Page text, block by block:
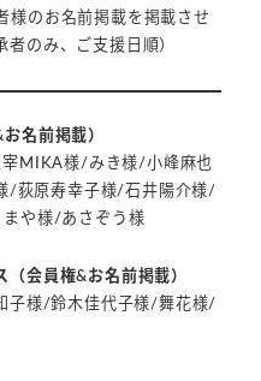
様のお名前掲載を掲載させ
のみ、ご支援日順）
名前掲載）
MIKA様/みき様/小峰麻也
/荻原寿幸子様/石井陽介様/
や様/あさぞう様
（会員権&お名前掲載）
子様/鈴木佳代子様/舞花様/